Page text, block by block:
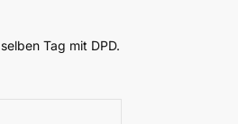
Tag mit DPD.